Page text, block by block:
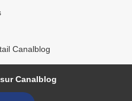
Canalblog
Canalblog